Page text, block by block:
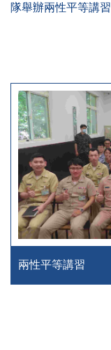
隊舉辦兩性平等講習
兩性平等講習